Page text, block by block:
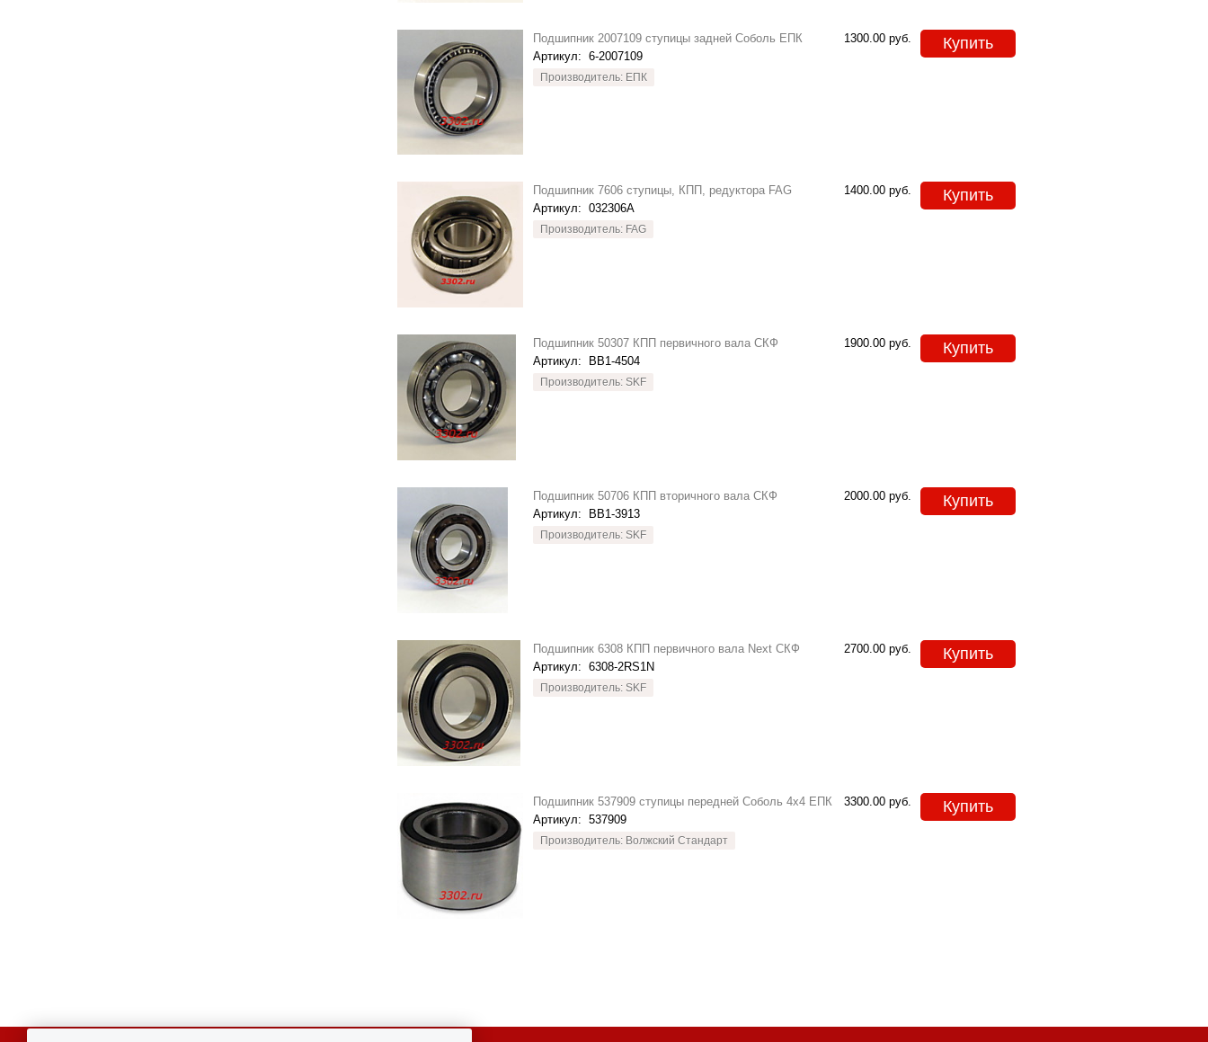
Подшипник 2007109 ступицы задней Соболь ЕПК
Артикул: 6-2007109
Производитель: ЕПК
1300.00 руб. Купить
Подшипник 7606 ступицы, КПП, редуктора FAG
Артикул: 032306A
Производитель: FAG
1400.00 руб. Купить
Подшипник 50307 КПП первичного вала СКФ
Артикул:
BB1-4504
Производитель: SKF
1900.00 руб. Купить
Подшипник 50706 КПП вторичного вала СКФ
Артикул:
BB1-3913
Производитель: SKF
2000.00 руб. Купить
Подшипник 6308 КПП первичного вала Next СКФ
Артикул: 6308-2RS1N
Производитель: SKF
2700.00 руб. Купить
Подшипник 537909 ступицы передней Соболь 4x4 ЕПК
Артикул: 537909
Производитель: Волжский Стандарт
3300.00 руб. Купить